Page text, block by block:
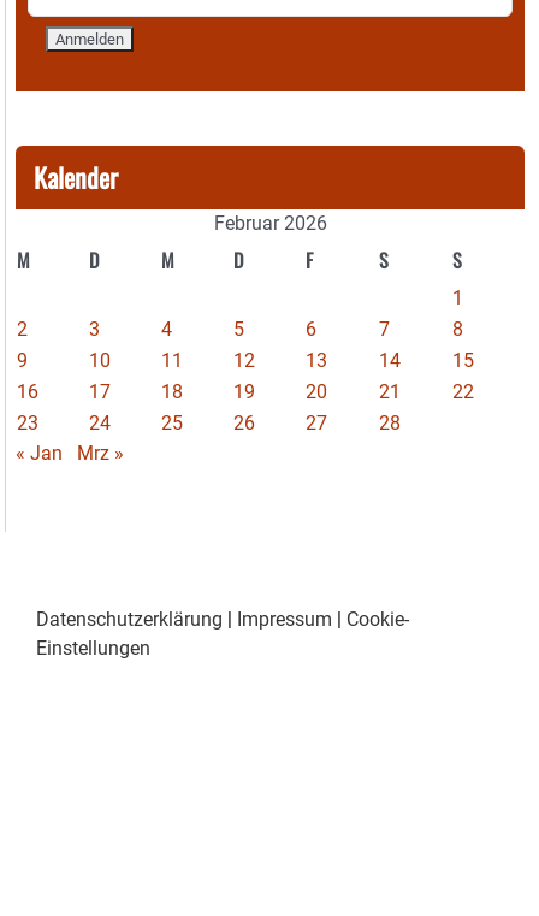
Kalender
Februar 2026
M D M D F S S
1
2
3 4 5 6 7
8
9
10 11 12 13 14
15
16
17 18 19 20 21
22
23
24 25 26 27
28
« Jan
Mrz »
Datenschutzerklärung | Impressum | Cookie-
Einstellungen